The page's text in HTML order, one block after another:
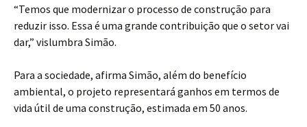
“Temos que modernizar o processo de construção para
reduzir isso. Essa é uma grande contribuição que o setor vai
dar,” vislumbra Simão.
Para a sociedade, afirma Simão, além do benefício
ambiental, o projeto representará ganhos em termos de
vida útil de uma construção, estimada em 50 anos.